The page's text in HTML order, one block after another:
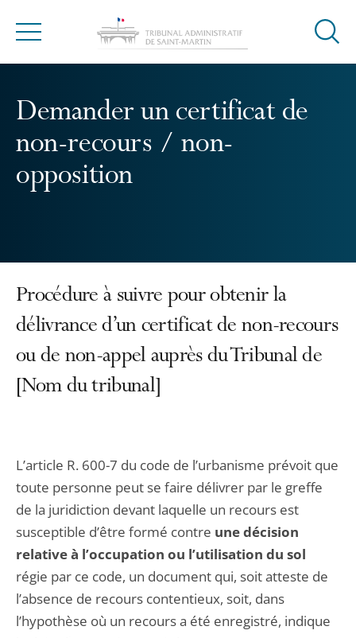
Menu
Ouvrir
Demander un certificat de
non-recours / non-
opposition
Procédure à suivre pour obtenir la
délivrance d’un certificat de non-recours
ou de non-appel auprès du Tribunal de
[Nom du tribunal]
L’article R. 600-7 du code de l’urbanisme prévoit que
toute personne peut se faire délivrer par le greffe
de la juridiction devant laquelle un recours est
susceptible d’être formé contre une décision
relative à l’occupation ou l’utilisation du sol
régie par ce code, un document qui, soit atteste de
l’absence de recours contentieux, soit, dans
l’hypothèse où un recours a été enregistré, indique